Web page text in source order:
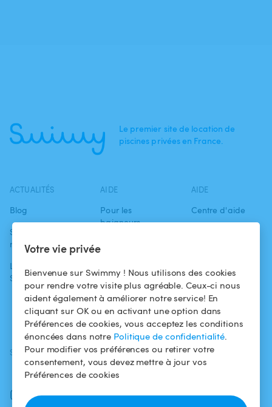
Votre vie privée
Bienvenue sur Swimmy ! Nous utilisons des cookies
pour rendre votre visite plus agréable. Ceux-ci nous
aident également à améliorer notre service! En
cliquant sur OK ou en activant une option dans
Préférences de cookies, vous acceptez les conditions
énoncées dans notre Politique de confidentialité.
Pour modifier vos préférences ou retirer votre
consentement, vous devez mettre à jour vos
Préférences de cookies
Le premier site de location de
piscines privées en France.
ACTUALITÉS
Blog
Swimmy dans les
médias
L'aventure
Swimmy
AIDE
Pour les
baigneurs
Louer ma piscine
Comment ça
marche ?
AIDE
Centre d'aide
confidentialité
Mentions légales
SUIVEZ-NOUS
Facebook
Instagram
TÉLÉCHARGEZ L'APP